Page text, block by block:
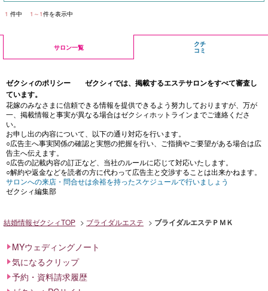
1 件中 1～1件を表示中
サロン一覧 クチ
コミ
ゼクシィのポリシー ゼクシィでは、掲載するエステサロンをすべて審査し
ています。
花嫁のみなさまに信頼できる情報を提供できるよう努力しておりますが、万が
一、掲載情報と事実が異なる場合はゼクシィホットラインまでご連絡くださ
い。
お申し出の内容について、以下の通り対応を行います。
○広告主へ事実関係の確認と実態の把握を行い、ご指摘やご要望がある場合は広
告主へ伝えます。
○広告の記載内容の訂正など、当社のルールに応じて対応いたします。
○解約や返金などを読者の方に代わって広告主と交渉することは出来かねます。
サロンへの来店・問合せは余裕を持ったスケジュールで行いましょう
ゼクシィ編集部
結婚情報ゼクシィTOP ブライダルエステ ブライダルエステＰＭＫ
MYウェディングノート
気になるクリップ
予約・資料請求履歴